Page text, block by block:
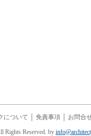
について 免責事項 お問合
Rights Reserved. by